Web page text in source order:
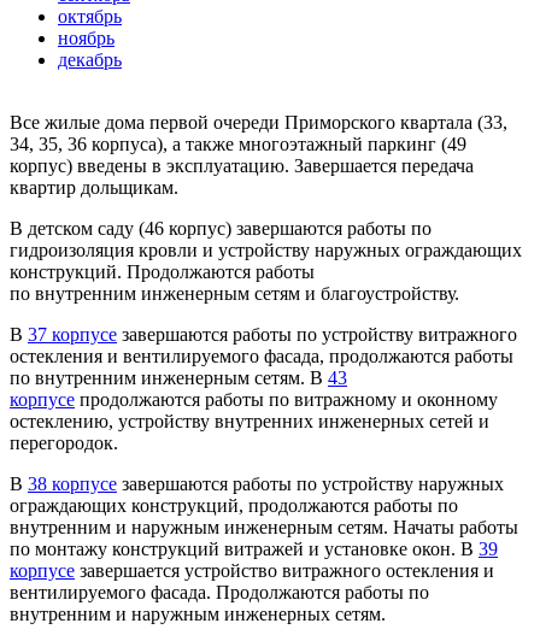
октябрь
ноябрь
декабрь
Все жилые дома первой очереди Приморского квартала (33,
34, 35, 36 корпуса), а также многоэтажный паркинг (49
корпус) введены в эксплуатацию. Завершается передача
квартир дольщикам.
В детском саду (46 корпус) завершаются работы по
гидроизоляция кровли и устройству наружных ограждающих
конструкций. Продолжаются работы
по внутренним инженерным сетям и благоустройству.
В 37 корпусе завершаются работы по устройству витражного
остекления и вентилируемого фасада, продолжаются работы
по внутренним инженерным сетям. В 43
корпусе продолжаются работы по витражному и оконному
остеклению, устройству внутренних инженерных сетей и
перегородок.
В 38 корпусе завершаются работы по устройству наружных
ограждающих конструкций, продолжаются работы по
внутренним и наружным инженерным сетям. Начаты работы
по монтажу конструкций витражей и установке окон. В 39
корпусе завершается устройство витражного остекления и
вентилируемого фасада. Продолжаются работы по
внутренним и наружным инженерных сетям.